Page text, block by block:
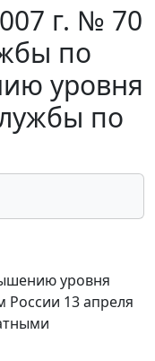
г. № 70
по
уровня
по
уровня
13 апреля